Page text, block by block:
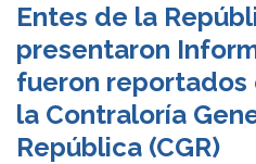
Entes de la
presentaron
fueron reportados
la Contraloría
República (CGR)